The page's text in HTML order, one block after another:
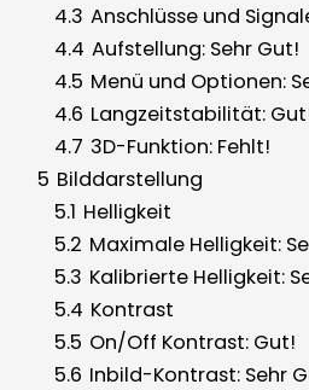
4.3 Anschlüsse und
4.4 Aufstellung: Sehr Gut!
4.5 Menü und Optionen:
4.6 Langzeitstabilität:
4.7 3D-Funktion: Fehlt!
5 Bilddarstellung
5.1 Helligkeit
5.2 Maximale Helligkeit:
5.3 Kalibrierte Helligkeit:
5.4 Kontrast
5.5 On/Off Kontrast: Gut!
5.6 Inbild-Kontrast: Sehr